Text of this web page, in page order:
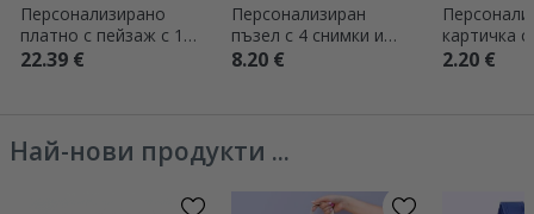
Персонализирано
платно с пейзаж с 15
снимки, модел номер
22.39 €
Персонализиран
пъзел с 4 снимки и
текст
8.20 €
картичка с
2.20 €
Най-нови продукти ...